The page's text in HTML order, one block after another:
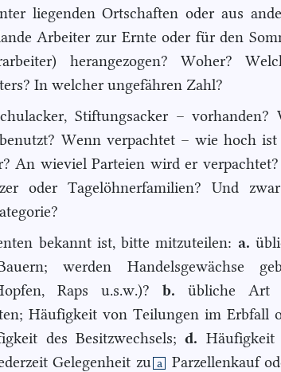
liegenden Ortschaften oder aus
Arbeiter zur Ernte oder für den
herangezogen? Woher?
In welcher ungefähren Zahl?
Stiftungsacker – vorhanden?
Wenn verpachtet – wie hoch ist
An wieviel Parteien wird er
oder Tagelöhnerfamilien? Und
bekannt ist, bitte mitzuteilen: a.
werden Handelsgewächse
Raps u.s.w.)? b. übliche Art
Häufigkeit von Teilungen im Erbfall
des Besitzwechsels;d. Häufigkeit
Gelegenheit zu a
Parzellenkauf